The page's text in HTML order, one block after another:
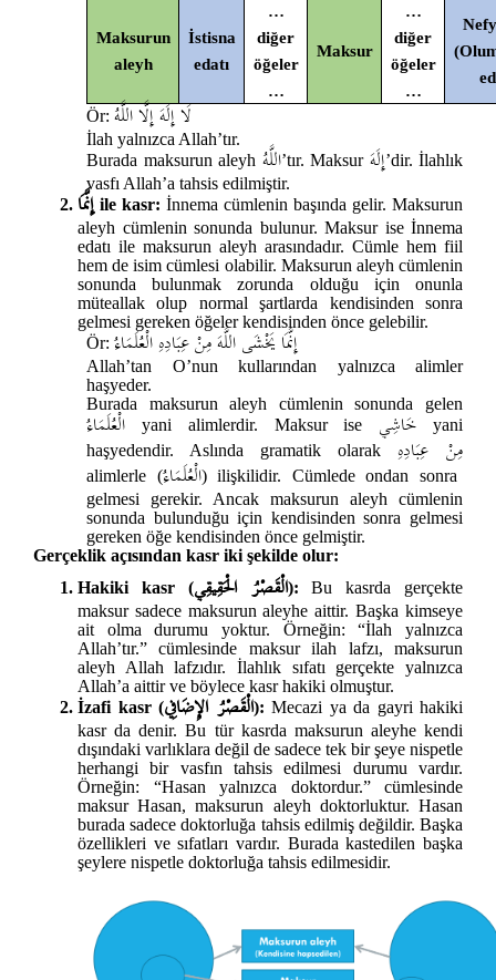
Maksurun
aleyh
İstisna
edatı
…
diğer
öğeler
…
Maksur
…
diğer
öğeler
…
Ör: لَا إِلَهَ إِلَّا اللَّهُ
İlah yalnızca Allah’tır.
Burada maksurun aleyh اللَّهُ’tır. Maksur إِلَهَ’dir. İlahlık
vasfı Allah’a tahsis edilmiştir.
إِنَّمَا ile kasr: İnnema cümlenin başında gelir. Maksurun
aleyh cümlenin sonunda bulunur. Maksur ise İnnema
edatı ile maksurun aleyh arasındadır. Cümle hem fiil
hem de isim cümlesi olabilir. Maksurun aleyh cümlenin
sonunda bulunmak zorunda olduğu için onunla
müteallak olup normal şartlarda kendisinden sonra
gelmesi gereken öğeler kendisinden önce gelebilir.
Ör: إِنَّمَا يَخْشَى اللَّهَ مِنْ عِبَادِهِ الْعُلَمَاءُ
Allah’tan O’nun kullarından yalnızca alimler
haşyeder.
Burada maksurun aleyh cümlenin sonunda gelen
الْعُلَمَاءُ yani alimlerdir. Maksur ise خَاشِي yani
haşyedendir. Aslında gramatik olarak مِنْ عِبَادِهِ
alimlerle (الْعُلَمَاءُ) ilişkilidir. Cümlede ondan sonra
gelmesi gerekir. Ancak maksurun aleyh cümlenin
sonunda bulunduğu için kendisinden sonra gelmesi
gereken öğe kendisinden önce gelmiştir.
Gerçeklik açısından kasr iki şekilde olur:
Hakiki kasr (الْقَصْرُ الْحَقِيقِي): Bu kasrda gerçekte
maksur sadece maksurun aleyhe aittir. Başka kimseye
ait olma durumu yoktur. Örneğin: “İlah yalnızca
Allah’tır.” cümlesinde maksur ilah lafzı, maksurun
aleyh Allah lafzıdır. İlahlık sıfatı gerçekte yalnızca
Allah’a aittir ve böylece kasr hakiki olmuştur.
İzafi kasr (الْقَصْرُ الإِضَافِي): Mecazi ya da gayri hakiki
kasr da denir. Bu tür kasrda maksurun aleyhe kendi
dışındaki varlıklara değil de sadece tek bir şeye nispetle
herhangi bir vasfın tahsis edilmesi durumu vardır.
Örneğin: “Hasan yalnızca doktordur.” cümlesinde
maksur Hasan, maksurun aleyh doktorluktur. Hasan
burada sadece doktorluğa tahsis edilmiş değildir. Başka
özellikleri ve sıfatları vardır. Burada kastedilen başka
şeylere nispetle doktorluğa tahsis edilmesidir.